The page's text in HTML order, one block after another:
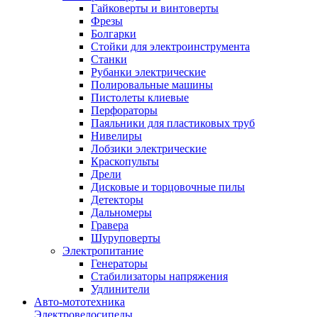
Гайковерты и винтоверты
Фрезы
Болгарки
Стойки для электроинструмента
Станки
Рубанки электрические
Полировальные машины
Пистолеты клиевые
Перфораторы
Паяльники для пластиковых труб
Нивелиры
Лобзики электрические
Краскопульты
Дрели
Дисковые и торцовочные пилы
Детекторы
Дальномеры
Гравера
Шуруповерты
Электропитание
Генераторы
Стабилизаторы напряжения
Удлинители
Авто-мототехника
Электровелосипеды